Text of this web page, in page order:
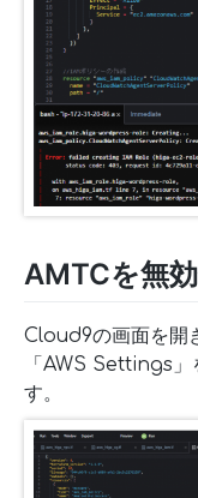
AMTCを無
Cloud9の画面を開
「AWS Settings
す。